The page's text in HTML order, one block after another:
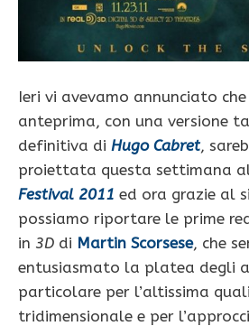
Ieri vi avevamo annunciato
anteprima, con una versione
definitiva di Hugo Cabret,
proiettata questa settimana
Festival 2011 ed ora grazie al
possiamo riportare le prime
in 3D di Martin Scorsese, che
entusiasmato la platea degli
particolare per l’altissima
tridimensionale e per